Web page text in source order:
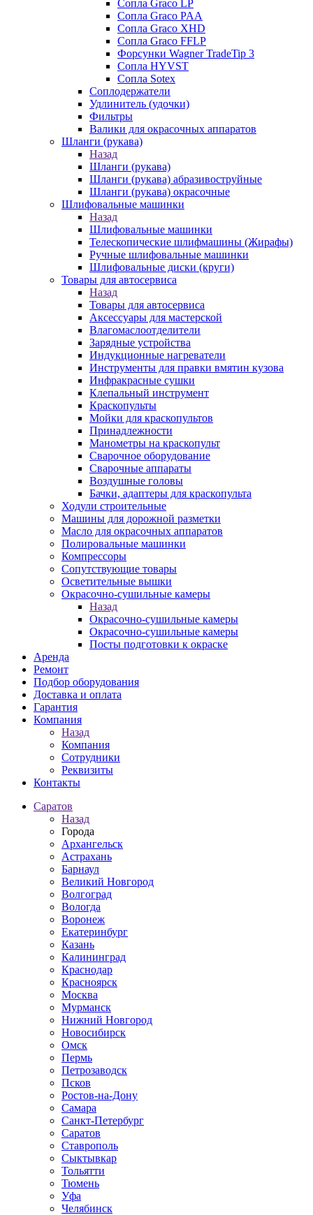
Сопла Graco LP
Сопла Graco PAA
Сопла Graco XHD
Сопла Graco FFLP
Форсунки Wagner TradeTip 3
Сопла HYVST
Сопла Sotex
Соплодержатели
Удлинитель (удочки)
Фильтры
Валики для окрасочных аппаратов
Шланги (рукава)
Назад
Шланги (рукава)
Шланги (рукава) абразивоструйные
Шланги (рукава) окрасочные
Шлифовальные машинки
Назад
Шлифовальные машинки
Телескопические шлифмашины (Жирафы)
Ручные шлифовальные машинки
Шлифовальные диски (круги)
Товары для автосервиса
Назад
Товары для автосервиса
Аксессуары для мастерской
Влагомаслоотделители
Зарядные устройства
Индукционные нагреватели
Инструменты для правки вмятин кузова
Инфракрасные сушки
Клепальный инструмент
Краскопульты
Мойки для краскопультов
Принадлежности
Манометры на краскопульт
Сварочное оборудование
Сварочные аппараты
Воздушные головы
Бачки, адаптеры для краскопульта
Ходули строительные
Машины для дорожной разметки
Масло для окрасочных аппаратов
Полировальные машинки
Компрессоры
Сопутствующие товары
Осветительные вышки
Окрасочно-сушильные камеры
Назад
Окрасочно-сушильные камеры
Окрасочно-сушильные камеры
Посты подготовки к окраске
Аренда
Ремонт
Подбор оборудования
Доставка и оплата
Гарантия
Компания
Назад
Компания
Сотрудники
Реквизиты
Контакты
Саратов
Назад
Города
Архангельск
Астрахань
Барнаул
Великий Новгород
Волгоград
Вологда
Воронеж
Екатеринбург
Казань
Калининград
Краснодар
Красноярск
Москва
Мурманск
Нижний Новгород
Новосибирск
Омск
Пермь
Петрозаводск
Псков
Ростов-на-Дону
Самара
Санкт-Петербург
Саратов
Ставрополь
Сыктывкар
Тольятти
Тюмень
Уфа
Челябинск